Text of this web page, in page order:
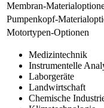
Membran-
Motortypen-Optionen
Medizintechnik
Instrumentelle
Laborgeräte
Landwirtschaft
Chemische